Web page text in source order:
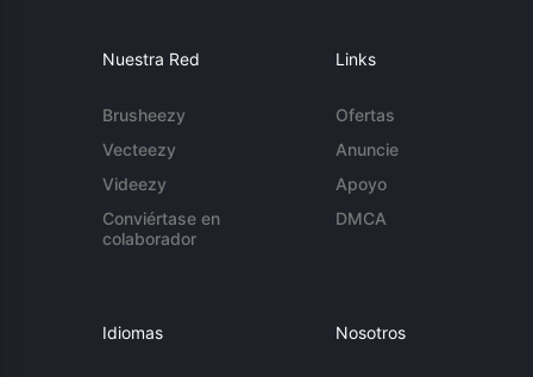
Nuestra Red
Brusheezy
Vecteezy
Videezy
Conviértase en
colaborador
Links
Ofertas
Anuncie
Apoyo
DMCA
Idiomas Nosotros